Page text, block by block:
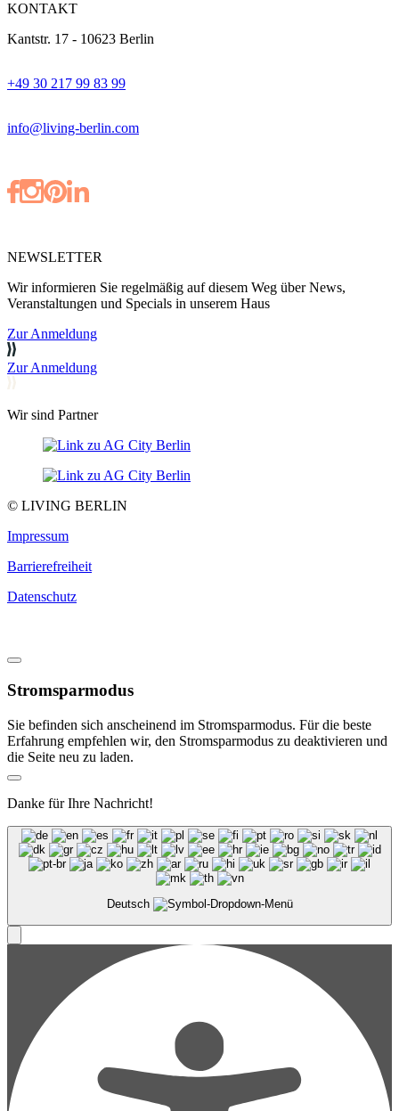
KONTAKT
Kantstr. 17 - 10623 Berlin
+49 30 217 99 83 99
info@living-berlin.com
NEWSLETTER
Wir informieren Sie regelmäßig auf diesem Weg über News,
Veranstaltungen und Specials in unserem Haus
Zur Anmeldung
Zur Anmeldung
Wir sind Partner
© LIVING BERLIN
Impressum
Barrierefreiheit
Datenschutz
Stromsparmodus
Sie befinden sich anscheinend im Stromsparmodus. Für die beste
Erfahrung empfehlen wir, den Stromsparmodus zu deaktivieren und
die Seite neu zu laden.
Danke für Ihre Nachricht!
Deutsch